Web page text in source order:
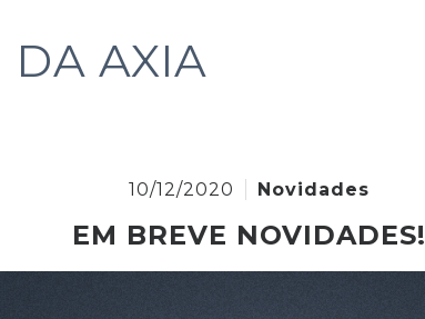
DA AXIA
10/12/2020 Novidades
EM BREVE NOVIDADES!